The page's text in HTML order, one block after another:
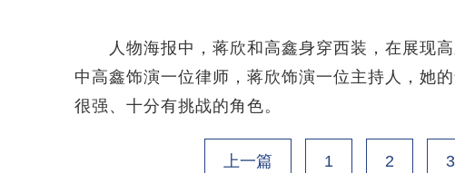
人物海报中，蒋欣和高鑫身穿西装，在展现高
中高鑫饰演一位律师，蒋欣饰演一位主持人，她
很强、十分有挑战的角色。
上一篇 1 2 3